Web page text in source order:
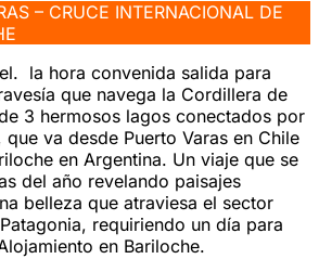
– CRUCE INTERNACIONAL DE
la hora convenida salida para
que navega la Cordillera de
3 hermosos lagos conectados por
va desde Puerto Varas en Chile
en Argentina. Un viaje que se
del año revelando paisajes
belleza que atraviesa el sector
requiriendo un día para
en Bariloche.